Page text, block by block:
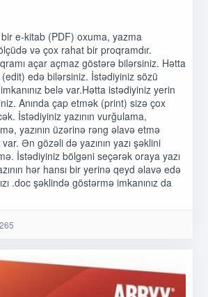
e-kitab (PDF) oxuma, yazma
və çox rahat bir proqramdır.
açar açmaz göstərə bilərsiniz. Hətta
edə bilərsiniz. İstədiyiniz sözü
belə var.Hətta istədiyiniz yerin
Anında çap etmək (print) sizə çox
İstədiyiniz yazının vurğulama,
yazının üzərinə rəng əlavə etmə
Ən gözəli də yazının yazı şəklini
İstədiyiniz bölgəni seçərək oraya yazı
hər hansı bir yerinə qeyd əlavə edə
.doc şəklində göstərmə imkanınız da